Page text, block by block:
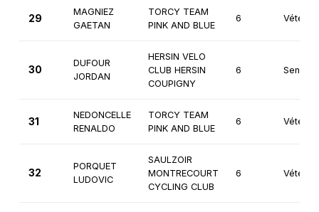
29
MAGNIEZ
GAETAN
TORCY TEAM
PINK AND BLUE
6
30
DUFOUR
JORDAN
HERSIN VELO
CLUB HERSIN
COUPIGNY
6 Seniors
31
NEDONCELLE
RENALDO
TORCY TEAM
PINK AND BLUE
6
32
PORQUET
LUDOVIC
SAULZOIR
MONTRECOURT
CYCLING CLUB
6